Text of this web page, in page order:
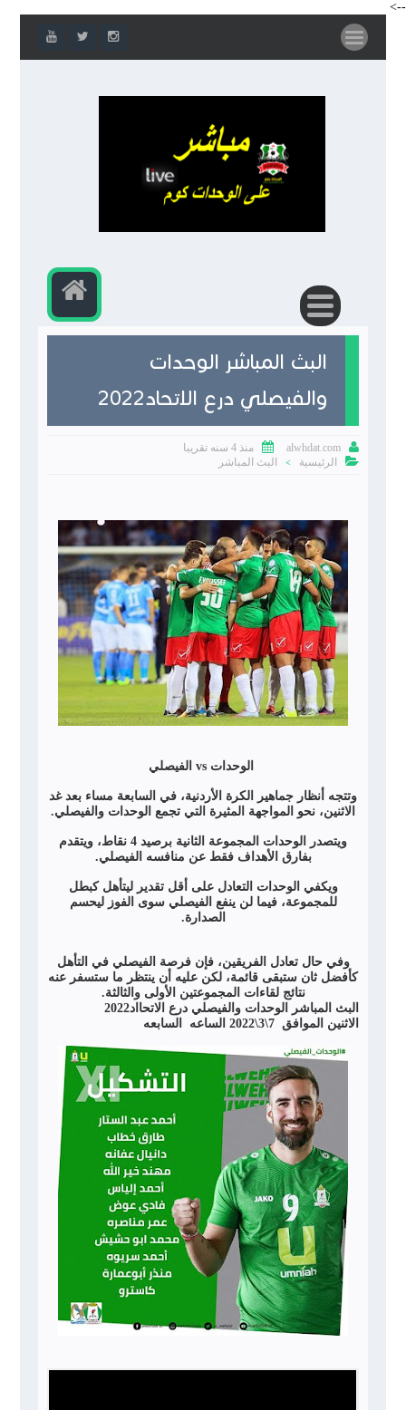
-->
البث المباشر الوحدات
والفيصلي درع الاتحاد2022

alwhdat.com

منذ 4 سنه تقريبا

الرئيسية > البث المباشر
الوحدات vs الفيصلي
وتتجه أنظار جماهير الكرة الأردنية، في السابعة مساء بعد غد
الاثنين، نحو المواجهة المثيرة التي تجمع الوحدات والفيصلي.
ويتصدر الوحدات المجموعة الثانية برصيد 4 نقاط، ويتقدم
بفارق الأهداف فقط عن منافسه الفيصلي.
ويكفي الوحدات التعادل على أقل تقدير ليتأهل كبطل
للمجموعة، فيما لن ينفع الفيصلي سوى الفوز ليحسم
الصدارة.
وفي حال تعادل الفريقين، فإن فرصة الفيصلي في التأهل
كأفضل ثان ستبقى قائمة، لكن عليه أن ينتظر ما ستسفر عنه
نتائج لقاءات المجموعتين الأولى والثالثة.
البث المباشر الوحدات والفيصلي درع الاتحااد2022
الاثنين الموافق 7\3\2022 الساعه السابعه